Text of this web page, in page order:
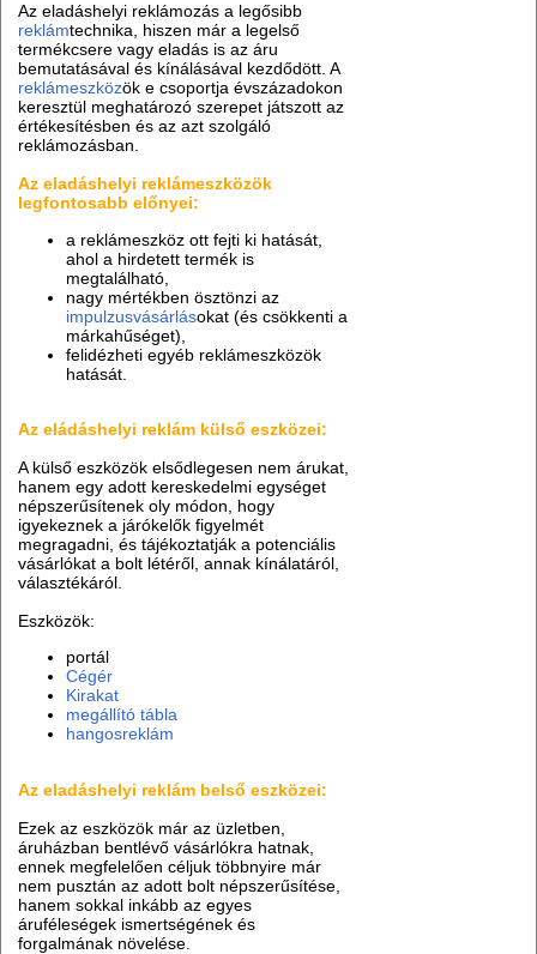
Az eladáshelyi reklámozás a legősibb
reklámtechnika, hiszen már a legelső
termékcsere vagy eladás is az áru
bemutatásával és kínálásával kezdődött. A
reklámeszközök e csoportja évszázadokon
keresztül meghatározó szerepet játszott az
értékesítésben és az azt szolgáló
reklámozásban.
Az eladáshelyi reklámeszközök
legfontosabb előnyei:
a reklámeszköz ott fejti ki hatását,
ahol a hirdetett termék is
megtalálható,
nagy mértékben ösztönzi az
impulzusvásárlásokat (és csökkenti a
márkahűséget),
felidézheti egyéb reklámeszközök
hatását.
Az eládáshelyi reklám külső eszközei:
A külső eszközök elsődlegesen nem árukat,
hanem egy adott kereskedelmi egységet
népszerűsítenek oly módon, hogy
igyekeznek a járókelők figyelmét
megragadni, és tájékoztatják a potenciális
vásárlókat a bolt létéről, annak kínálatáról,
választékáról.
Eszközök:
portál
Cégér
Kirakat
megállító tábla
hangosreklám
Az eladáshelyi reklám belső eszközei:
Ezek az eszközök már az üzletben,
áruházban bentlévő vásárlókra hatnak,
ennek megfelelően céljuk többnyire már
nem pusztán az adott bolt népszerűsítése,
hanem sokkal inkább az egyes
áruféleségek ismertségének és
forgalmának növelése.